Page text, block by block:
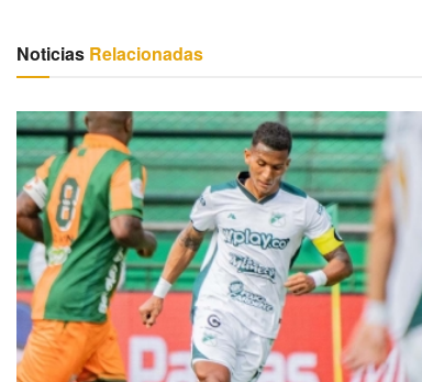
Noticias Relacionadas